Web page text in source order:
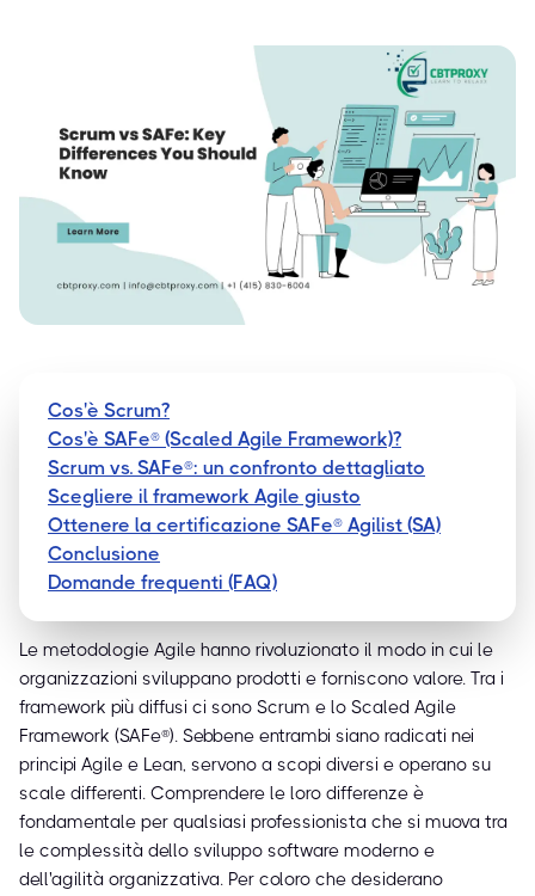
Cos'è Scrum?
Cos'è SAFe® (Scaled Agile Framework)?
Scrum vs. SAFe®: un confronto dettagliato
Scegliere il framework Agile giusto
Ottenere la certificazione SAFe® Agilist (SA)
Conclusione
Domande frequenti (FAQ)
Le metodologie Agile hanno rivoluzionato il modo in cui le
organizzazioni sviluppano prodotti e forniscono valore. Tra i
framework più diffusi ci sono Scrum e lo Scaled Agile
Framework (SAFe®). Sebbene entrambi siano radicati nei
principi Agile e Lean, servono a scopi diversi e operano su
scale differenti. Comprendere le loro differenze è
fondamentale per qualsiasi professionista che si muova tra
le complessità dello sviluppo software moderno e
dell'agilità organizzativa. Per coloro che desiderano